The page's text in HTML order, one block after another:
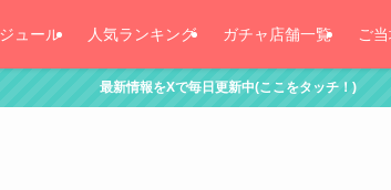
ュール 人気ランキング ガチャ店舗一覧 ご
最新情報をXで毎日更新中(ここをタッチ！)